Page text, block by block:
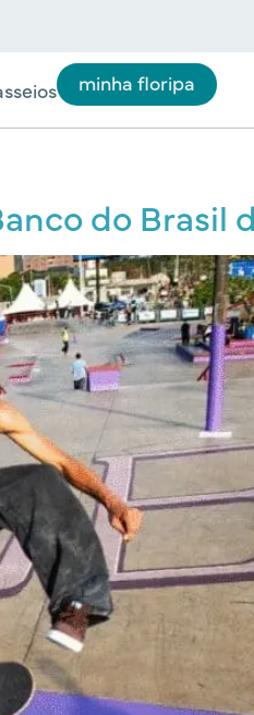
minha floripa
do Brasil